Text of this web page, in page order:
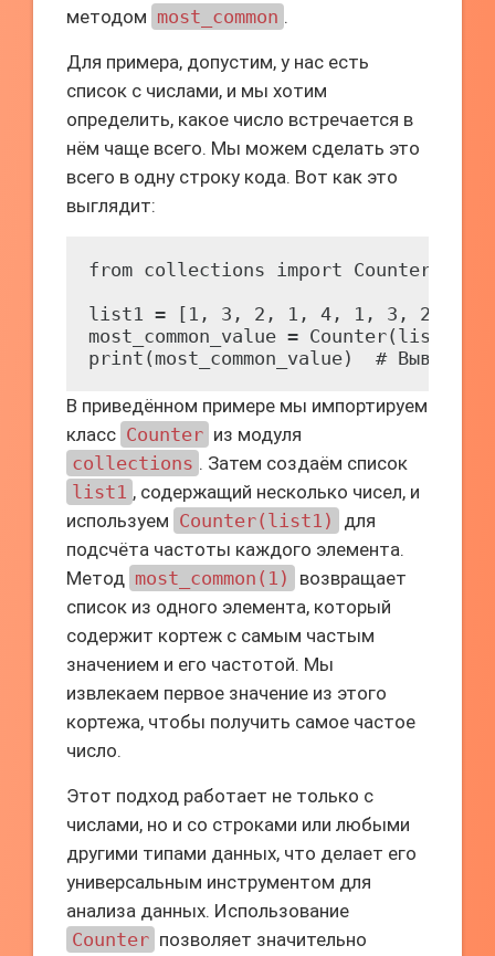
методом most_common .
Для примера, допустим, у нас есть
список с числами, и мы хотим
определить, какое число встречается в
нём чаще всего. Мы можем сделать это
всего в одну строку кода. Вот как это
выглядит:
from collections import Counter
list1 = [1, 3, 2, 1, 4, 1, 3, 2, 4,
most_common_value =
В приведённом примере мы импортируем
класс Counter из модуля
collections . Затем создаём список
list1 , содержащий несколько чисел, и
используем Counter(list1)
для
подсчёта частоты каждого элемента.
Метод most_common(1)
возвращает
список из одного элемента, который
содержит кортеж с самым частым
значением и его частотой. Мы
извлекаем первое значение из этого
кортежа, чтобы получить самое частое
число.
Этот подход работает не только с
числами, но и со строками или любыми
другими типами данных, что делает его
универсальным инструментом для
анализа данных. Использование
Counter позволяет значительно